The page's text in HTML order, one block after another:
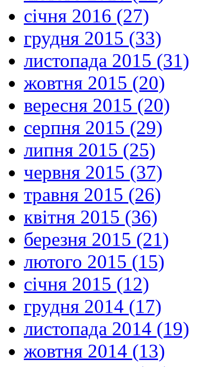
січня 2016 (27)
грудня 2015 (33)
листопада 2015 (31)
жовтня 2015 (20)
вересня 2015 (20)
серпня 2015 (29)
липня 2015 (25)
червня 2015 (37)
травня 2015 (26)
квітня 2015 (36)
березня 2015 (21)
лютого 2015 (15)
січня 2015 (12)
грудня 2014 (17)
листопада 2014 (19)
жовтня 2014 (13)